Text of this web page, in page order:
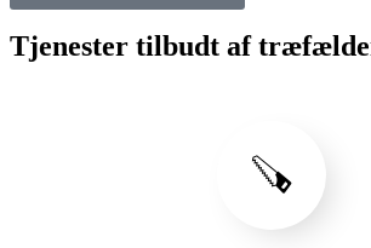
Tjenester tilbudt af
🪚